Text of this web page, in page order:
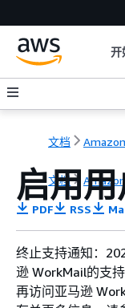
开
文档
文档
启用
PDF RSS
终止支持通知：
逊 WorkMail的支
再访问亚马逊